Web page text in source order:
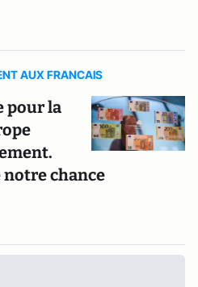
AUX FRANCAIS
pour la
notre chance